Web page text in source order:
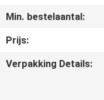
NEEM
CONTACT
MET
Min. bestelaantal:
Prijs:
Verpakking Details: